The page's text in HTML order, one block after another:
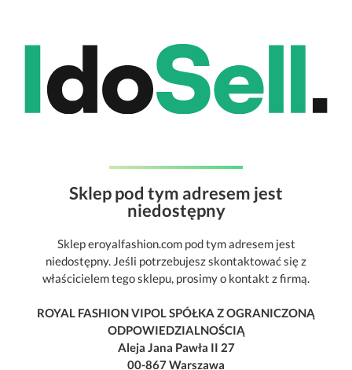
Sklep pod tym adresem jest
niedostępny
Sklep eroyalfashion.com pod tym adresem jest
niedostępny. Jeśli potrzebujesz skontaktować się z
właścicielem tego sklepu, prosimy o kontakt z firmą.
ROYAL FASHION VIPOL SPÓŁKA Z OGRANICZONĄ
ODPOWIEDZIALNOŚCIĄ
Aleja Jana Pawła II 27
00-867 Warszawa